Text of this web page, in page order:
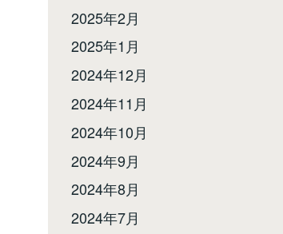
2025年2月
2025年1月
2024年12月
2024年11月
2024年10月
2024年9月
2024年8月
2024年7月